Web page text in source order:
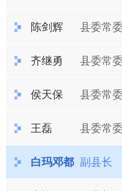
陈剑辉 县委常
齐继勇 县委常
侯天保 县委常
王磊 县委常
白玛邓都 副县长